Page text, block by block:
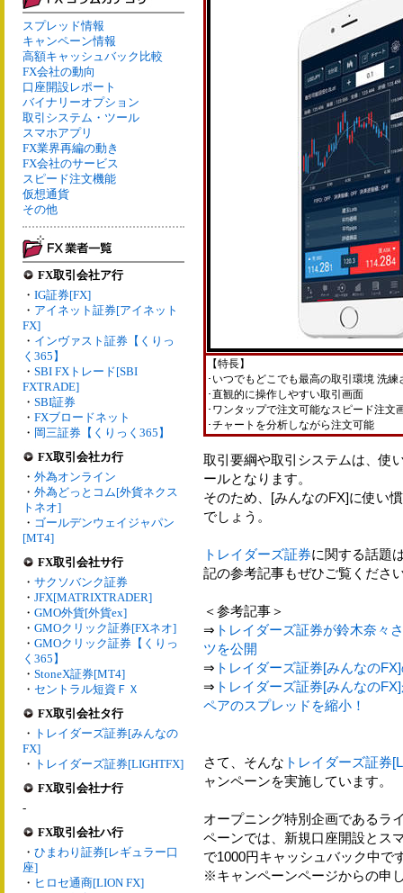
スプレッド情報
キャンペーン情報
高額キャッシュバック比較
FX会社の動向
口座開設レポート
バイナリーオプション
取引システム・ツール
スマホアプリ
FX業界再編の動き
FX会社のサービス
スピード注文機能
仮想通貨
その他
FX取引会社ア行
・ IG証券[FX]
・ アイネット証券[アイネット
FX]
・ インヴァスト証券【くりっ
く365】
・ SBI FXトレード[SBI
FXTRADE]
・ SBI証券
・ FXブロードネット
・ 岡三証券【くりっく365】
FX取引会社カ行
・ 外為オンライン
・ 外為どっとコム[外貨ネクス
トネオ]
・ ゴールデンウェイジャパン
[MT4]
FX取引会社サ行
・ サクソバンク証券
・ JFX[MATRIXTRADER]
・ GMO外貨[外貨ex]
・ GMOクリック証券[FXネオ]
・ GMOクリック証券【くりっ
く365】
・ StoneX証券[MT4]
・ セントラル短資ＦＸ
FX取引会社タ行
・ トレイダーズ証券[みんなの
FX]
・ トレイダーズ証券[LIGHTFX]
FX取引会社ナ行
-
FX取引会社ハ行
・ ひまわり証券[レギュラー口
座]
・ ヒロセ通商[LION FX]
【特長】
･いつでもどこでも最高の取引環境 洗
･直観的に操作しやすい取引画面
･ワンタップで注文可能なスピード注文
･チャートを分析しながら注文可能
取引要綱や取引システムは、使
ールとなります。
そのため、[みんなのFX]に使い
でしょう。
トレイダーズ証券に関する話題
記の参考記事もぜひご覧くださ
＜参考記事＞
⇒ トレイダーズ証券が鈴木奈々
ツを公開
⇒ トレイダーズ証券[みんなの
⇒ トレイダーズ証券[みんなの
ペアのスプレッドを縮小！
さて、そんな トレイダーズ証券
ャンペーンを実施しています。
オープニング特別企画であるラ
ペーンでは、新規口座開設とス
で1000円キャッシュバック中で
※キャンペーンページからの申